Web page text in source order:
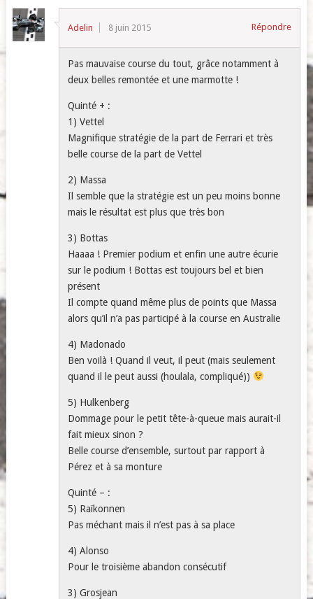
Adelin 8 juin 2015 Répondre
Pas mauvaise course du tout, grâce notamment à
deux belles remontée et une marmotte !
Quinté + :
1) Vettel
Magnifique stratégie de la part de Ferrari et très
belle course de la part de Vettel
2) Massa
Il semble que la stratégie est un peu moins bonne
mais le résultat est plus que très bon
3) Bottas
Haaaa ! Premier podium et enfin une autre écurie
sur le podium ! Bottas est toujours bel et bien
présent
Il compte quand même plus de points que Massa
alors qu’il n’a pas participé à la course en Australie
4) Madonado
Ben voilà ! Quand il veut, il peut (mais seulement
quand il le peut aussi (houlala, compliqué))
5) Hulkenberg
Dommage pour le petit tête-à-queue mais aurait-il
fait mieux sinon ?
Belle course d’ensemble, surtout par rapport à
Pérez et à sa monture
Quinté – :
5) Raïkonnen
Pas méchant mais il n’est pas à sa place
4) Alonso
Pour le troisième abandon consécutif
3) Grosjean